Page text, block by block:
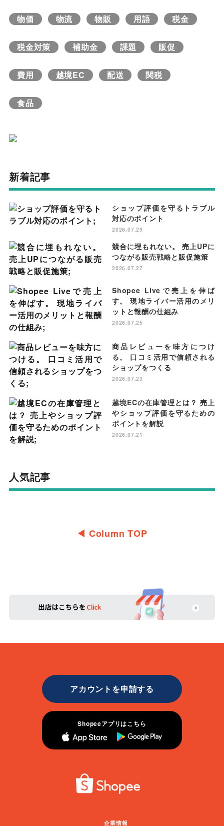
物価 物流 物販 用語 税金
税金対策 補助金 課題 販促
費用 越境EC 配送 関税
食品
新着記事
ショップ評価を守るトラブル
対応のポイント
2026.07.29
競合に埋もれない。 売上UPに
つながる販売戦略と販促施策
2026.07.27
Shopee Liveで売上を伸ば
す。 現地ライバー活用のメリ
ットと報酬の仕組み
2026.07.25
商品レビューを味方につけ
る。 口コミ活用で信頼される
ショップをつくる
2026.07.23
越境ECの在庫管理とは？ 売上
やショップ評価を守るための
ポイントを解説
2026.07.21
人気記事
◀︎ Column TOP
アカウントを申請する
Shopeeアプリはこちら
企業情報